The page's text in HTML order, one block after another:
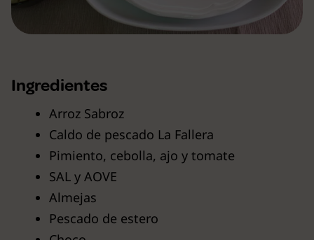
Ingredientes
Arroz Sabroz
Caldo de pescado La Fallera
Pimiento, cebolla, ajo y tomate
SAL y AOVE
Almejas
Pescado de estero